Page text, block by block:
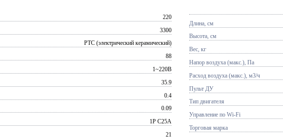
220
3300
PTC (электрический керамический)
88
1~220В
35.9
0.4
0.09
1P C25A
21
Длина, см
Высота, см
Вес, кг
Напор воздуха (макс.), Па
Расход воздуха (макс.), м3/ч
Пульт ДУ
Тип двигателя
Управление по Wi-Fi
Торговая марка